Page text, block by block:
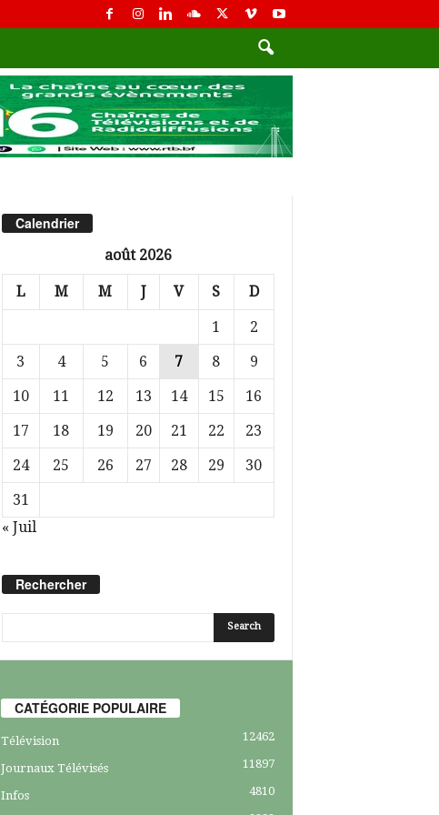
Calendrier
août 2026
L M M J V S D
1
2
3
4 5 6 7 8
9
10
11 12 13 14 15
16
17
18 19 20 21 22
23
24
25 26 27 28 29
30
31
« Juil
Rechercher
CATÉGORIE POPULAIRE
Télévision 12462
Journaux Télévisés 11897
Infos
4810